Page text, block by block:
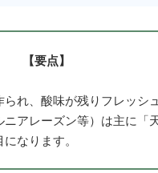
【要点】
れ、酸味が残りフレッシ
アレーズン等）は主に「
なります。